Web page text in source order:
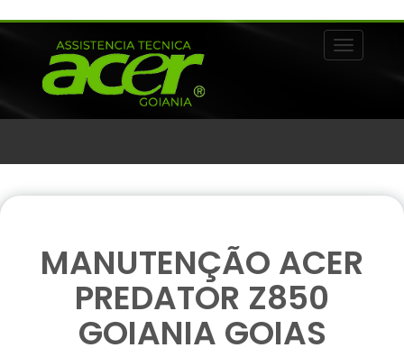
Alternar
MANUTENÇÃO ACER
PREDATOR Z850
GOIANIA GOIAS